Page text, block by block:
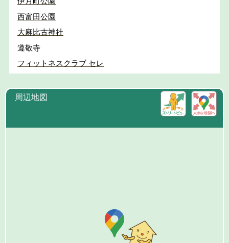
西富田公園
大麻比古神社
遵敬寺
フィットネスクラブ セレ
周辺地図